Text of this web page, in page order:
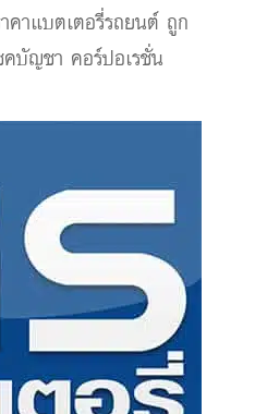
คาแบตเตอรี่รถยนต์ถูก
บัญชา คอร์ปอเรชั่น